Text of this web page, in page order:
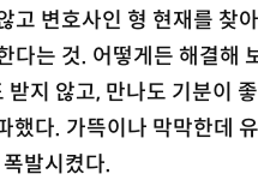
변호사인 형 현재를 찾
다는 것. 어떻게든 해결해
지 않고, 만나도 기분이
다. 가뜩이나 막막한데
발시켰다.